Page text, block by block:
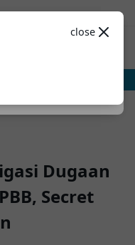
Hadapi Mesin Pressing
Dugaan
Secret
close